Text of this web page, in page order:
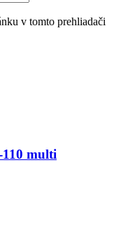
v tomto prehliadači
multi